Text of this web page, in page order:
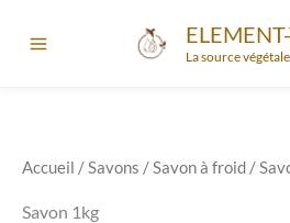
La source végétale
Accueil /Savons /Savon à froid /
Savon 1kg